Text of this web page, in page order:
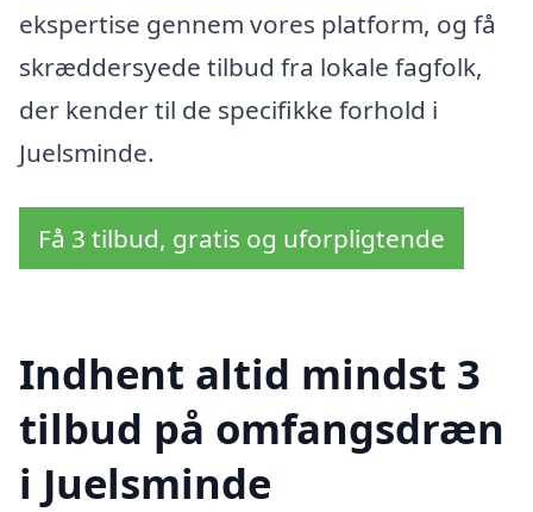
ekspertise gennem vores platform, og få
skræddersyede tilbud fra lokale fagfolk,
der kender til de specifikke forhold i
Juelsminde.
Få 3 tilbud, gratis og uforpligtende
Indhent altid mindst 3
tilbud på omfangsdræn
i Juelsminde